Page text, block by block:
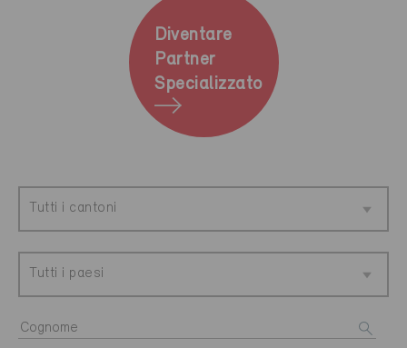
Diventare
Partner
Specializzato
Tutti i cantoni
Tutti i paesi